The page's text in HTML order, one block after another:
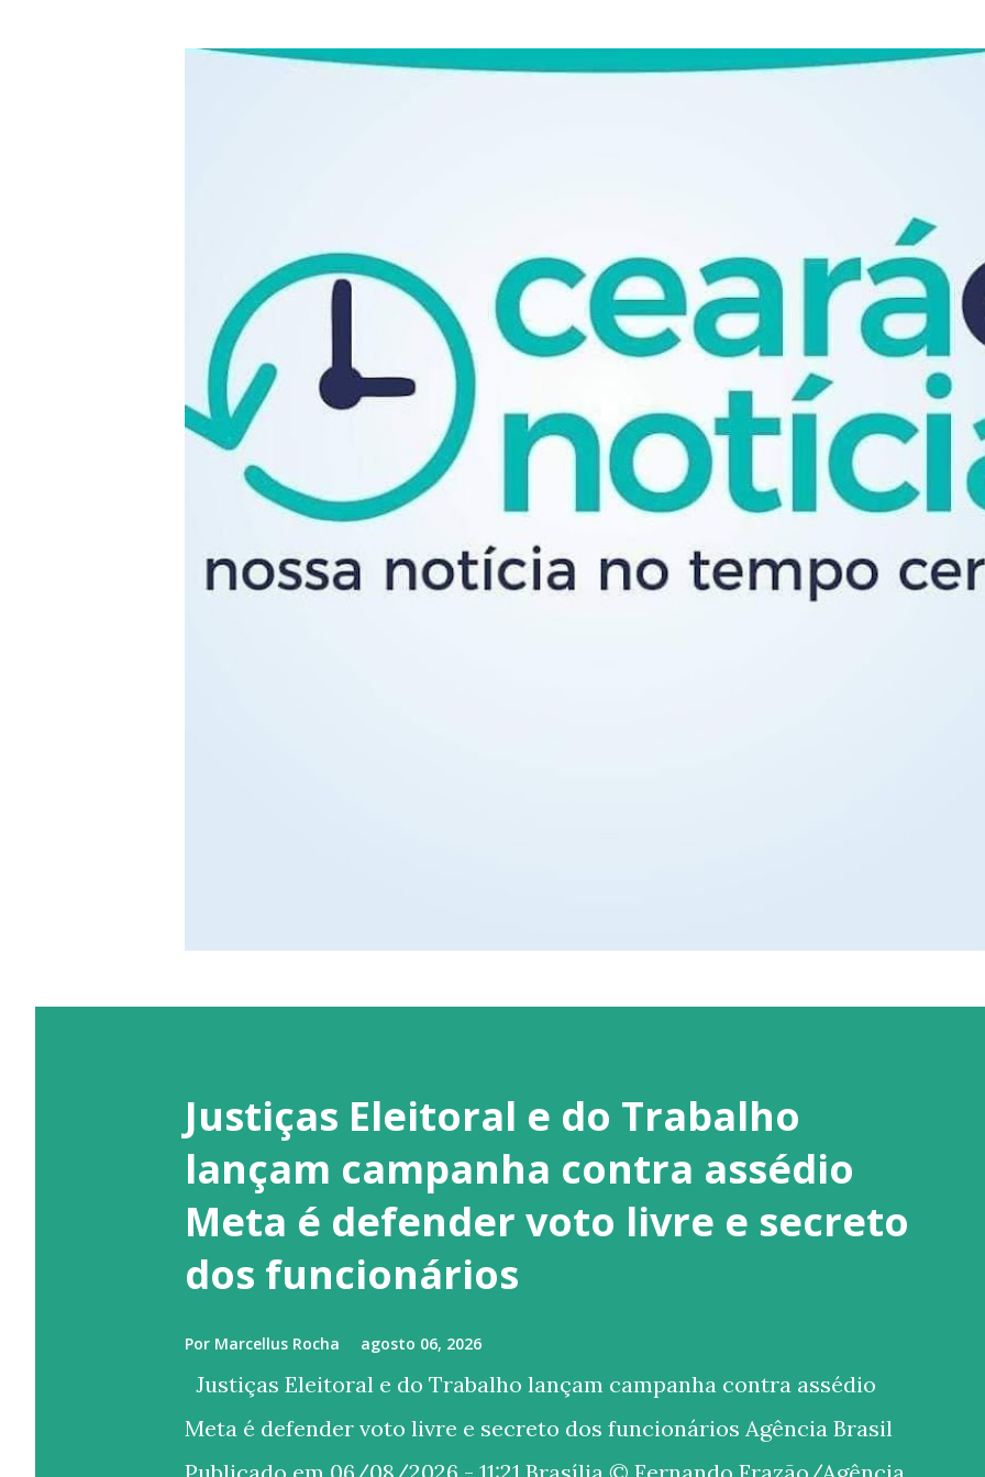
Justiças Eleitoral e do Trabalho
lançam campanha contra assédio
Meta é defender voto livre e secreto
dos funcionários
Por Marcellus Rocha agosto 06, 2026
Justiças Eleitoral e do Trabalho lançam campanha contra assédio
Meta é defender voto livre e secreto dos funcionários Agência Brasil